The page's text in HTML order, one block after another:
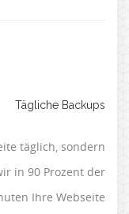
Tägliche Backups
täglich, sondern
in 90 Prozent der
Ihre Webseite